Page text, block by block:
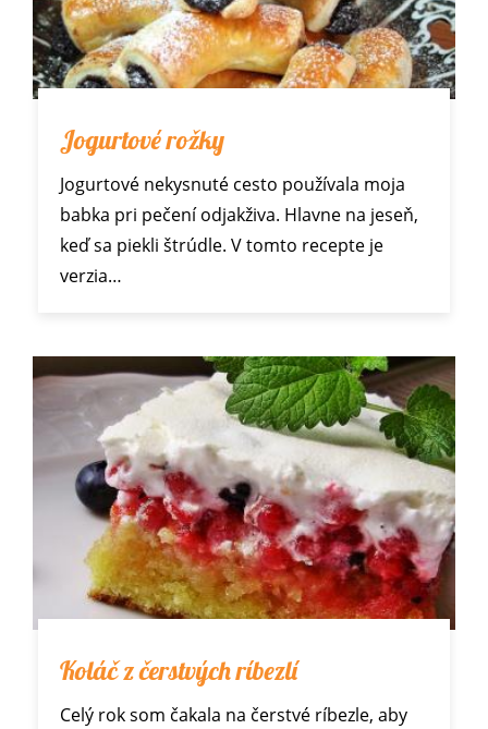
Jogurtové rožky
Jogurtové nekysnuté cesto používala moja
babka pri pečení odjakživa. Hlavne na jeseň,
keď sa piekli štrúdle. V tomto recepte je
verzia…
Koláč z čerstvých ríbezlí
Celý rok som čakala na čerstvé ríbezle, aby